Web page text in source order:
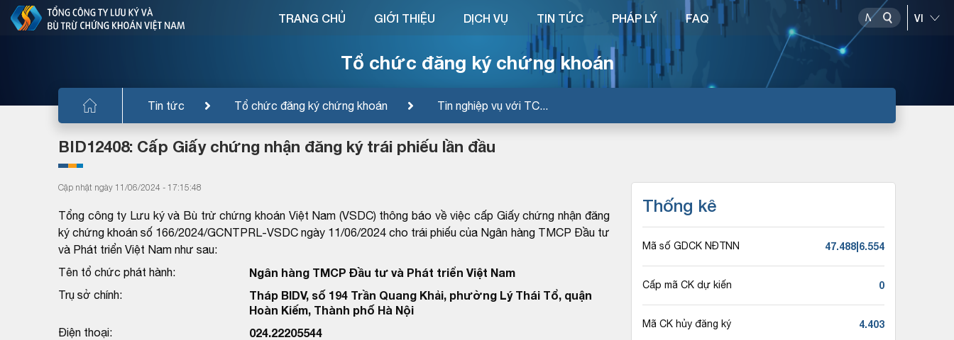
Tổ chức đăng ký chứng khoán
Tin tức Tổ chức đăng ký chứng khoán Tin nghiệp vụ với TC...
TRANG CHỦ GIỚI THIỆU DỊCH VỤ TIN TỨC PHÁP LÝ FAQ
BID12408: Cấp Giấy chứng nhận đăng ký trái phiếu lần đầu
Cập nhật ngày 11/06/2024 - 17:15:48
Tổng công ty Lưu ký và Bù trừ chứng khoán Việt Nam (VSDC) thông báo về việc cấp Giấy chứng nhận đăng
ký chứng khoán số 166/2024/GCNTPRL-VSDC ngày 11/06/2024 cho trái phiếu của Ngân hàng TMCP Đầu tư
và Phát triển Việt Nam như sau:
Tên tổ chức phát hành:
Ngân hàng TMCP Đầu tư và Phát triển Việt Nam
Trụ sở chính:
Tháp BIDV, số 194 Trần Quang Khải, phường Lý Thái Tổ, quận
Hoàn Kiếm, Thành phố Hà Nội
Điện thoại: 024.22205544
Thống kê
Mã số GDCK NĐTNN 47.488|6.554
Cấp mã CK dự kiến 0
Mã CK hủy đăng ký 4.403